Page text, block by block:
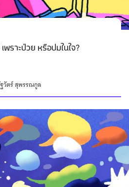
พราะป่วย หรือปมในใจ?
วัตร์ สุพรรณกูล